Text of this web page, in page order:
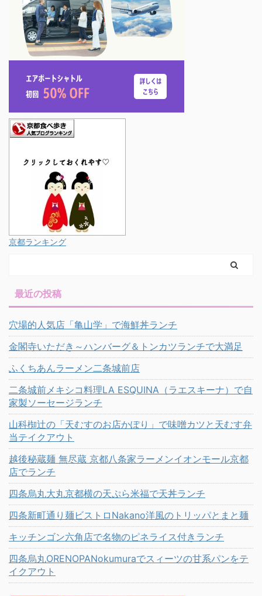
京都ランキング
最近の投稿
穴場的人気店「亀山学」で海鮮丼ランチ
金閣寺いただき～ハンバーグ＆トンカツランチで大満足
ふくちあんラーメン二条城前店
二条城前メキシコ料理LA ESQUINA（ラエスキーナ）で自
家製ソーセージランチ
山科椥辻の「天むすのお店かぽり」で味噌カツと天むす弁
当テイクアウト
越後秘蔵麺 無尽蔵 京都八条家ラーメンイオンモール京都
店でランチ
四条烏丸大丸京都横の天ぷら米福で天丼ランチ
四条新町通り麺ビストロNakano洋風のトリッパとまと麺
キッチンゴン六角店で名物のピネライス付きランチ
四条烏丸ORENOPANokumuraでスィーツの甘系パンをテ
イクアウト